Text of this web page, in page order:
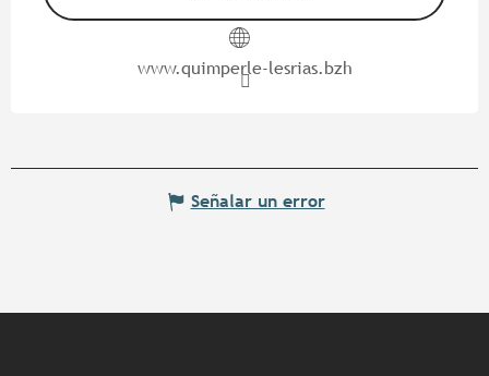
www.quimperle-lesrias.bzh
Señalar un error